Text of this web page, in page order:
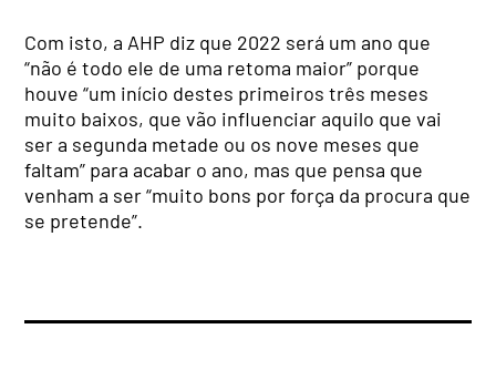
Com isto, a AHP diz que 2022 será um ano que
“não é todo ele de uma retoma maior” porque
houve “um início destes primeiros três meses
muito baixos, que vão influenciar aquilo que vai
ser a segunda metade ou os nove meses que
faltam” para acabar o ano, mas que pensa que
venham a ser “muito bons por força da procura que
se pretende”.